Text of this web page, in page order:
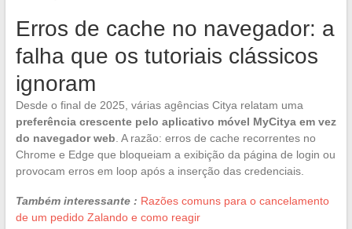
Erros de cache no navegador: a
falha que os tutoriais clássicos
ignoram
Desde o final de 2025, várias agências Citya relatam uma
preferência crescente pelo aplicativo móvel MyCitya em vez
do navegador web . A razão: erros de cache recorrentes no
Chrome e Edge que bloqueiam a exibição da página de login ou
provocam erros em loop após a inserção das credenciais.
Também interessante : Razões comuns para o cancelamento
de um pedido Zalando e como reagir